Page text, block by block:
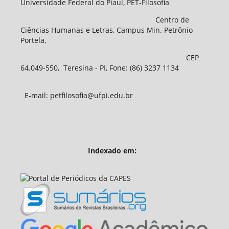
Universidade Federal do Piauí, PET-Filosofia
Centro de
Ciências Humanas e Letras, Campus Min. Petrônio
Portela,
CEP
64.049-550, Teresina - PI, Fone: (86) 3237 1134
E-mail: petfilosofia@ufpi.edu.br
Indexado em: